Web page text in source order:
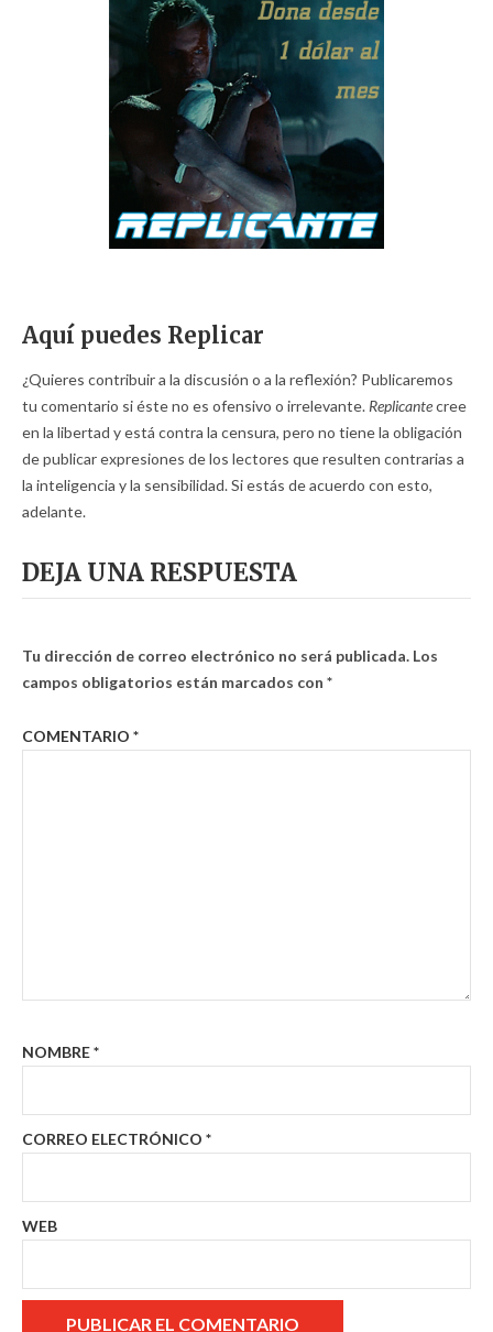
Aquí puedes Replicar
¿Quieres contribuir a la discusión o a la reflexión? Publicaremos
tu comentario si éste no es ofensivo o irrelevante. Replicantecree
en la libertad y está contra la censura, pero no tiene la obligación
de publicar expresiones de los lectores que resulten contrarias a
la inteligencia y la sensibilidad. Si estás de acuerdo con esto,
adelante.
DEJA UNA RESPUESTA
Tu dirección de correo electrónico no será publicada. Los
campos obligatorios están marcados con *
COMENTARIO *
NOMBRE*
CORREO ELECTRÓNICO *
WEB